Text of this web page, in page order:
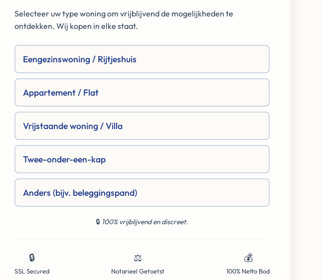
Selecteer uw type woning om vrijblijvend de mogelijkheden te
ontdekken. Wij kopen in elke staat.
Eengezinswoning / Rijtjeshuis
Appartement / Flat
Vrijstaande woning / Villa
Twee-onder-een-kap
Anders (bijv. beleggingspand)
🔒 100% vrijblijvend en discreet.
🔒
SSL Secured
⚖️
Notarieel Getoetst
💰
100% Netto Bod